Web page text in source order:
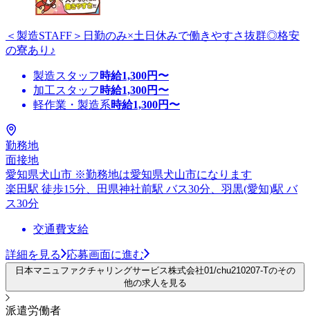
＜製造STAFF＞日勤のみ×土日休みで働きやすさ抜群◎格安
の寮あり♪
製造スタッフ 時給1,300円〜
加工スタッフ 時給1,300円〜
軽作業・製造系時給1,300円〜
勤務地
面接地
愛知県犬山市 ※勤務地は愛知県犬山市になります
楽田駅 徒歩15分、田県神社前駅 バス30分、羽黒(愛知)駅 バ
ス30分
交通費支給
詳細を見る 応募画面に進む
日本マニュファクチャリングサービス株式会社01/chu210207-Tのその
他の求人を見る
派遣労働者